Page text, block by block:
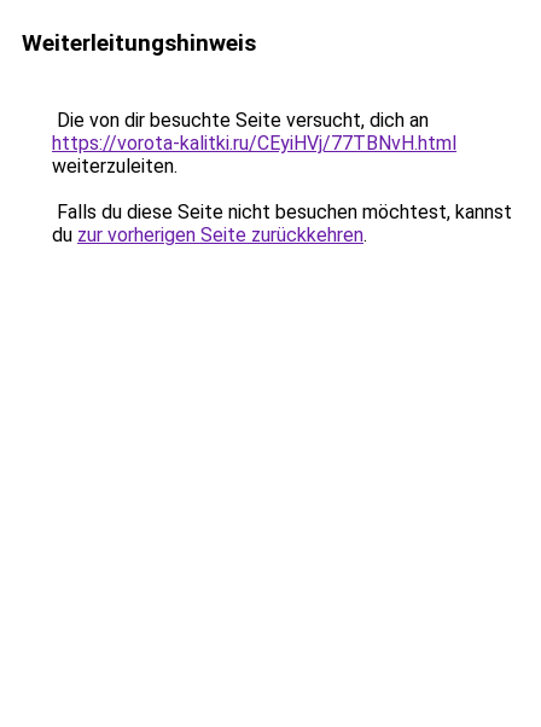
Weiterleitungshinweis
Die von dir besuchte Seite versucht, dich an
https://vorota-kalitki.ru/CEyiHVj/77TBNvH.html
weiterzuleiten.
Falls du diese Seite nicht besuchen möchtest, kannst
du zur vorherigen Seite zurückkehren.